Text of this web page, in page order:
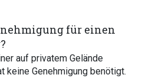
für einen
auf privatem Gelände
keine Genehmigung benötigt.